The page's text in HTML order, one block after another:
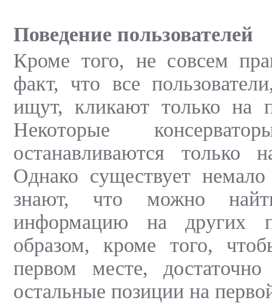
Поведение пользователей
Кроме того, не совсем
факт, что все
ищут, кликают только на
Некоторые
останавливаются только
Однако существует
знают, что можно
информацию на других
образом, кроме того,
первом месте,
остальные позиции на